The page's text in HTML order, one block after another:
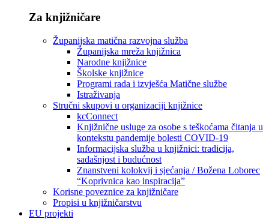
Za knjižničare
Županijska matična razvojna služba
Županijska mreža knjižnica
Narodne knjižnice
Školske knjižnice
Programi rada i izvješća Matične službe
Istraživanja
Stručni skupovi u organizaciji knjižnice
kcConnect
Knjižnične usluge za osobe s teškoćama čitanja u
kontekstu pandemije bolesti COVID-19
Informacijska služba u knjižnici: tradicija,
sadašnjost i budućnost
Znanstveni kolokvij i sjećanja / Božena Loborec
“Koprivnica kao inspiracija”
Korisne poveznice za knjižničare
Propisi u knjižničarstvu
EU projekti